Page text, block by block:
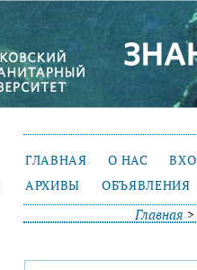
ГЛАВНАЯ О НАС
АРХИВЫ
ОБЪЯВЛЕНИЯ
Главная >